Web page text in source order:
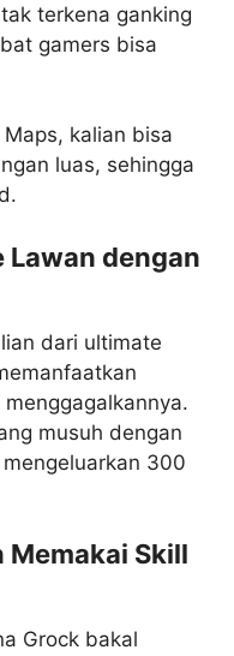
terkena ganking
gamers bisa
kalian bisa
luas, sehingga
dengan
dari ultimate
musuh dengan
300
Memakai Skill
Grock bakal